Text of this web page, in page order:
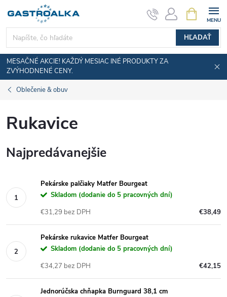
obsah
HĽADAŤ
KOŠÍK
MESAČNÉ AKCIE! KAŽDÝ MESIAC INÉ PRODUKTY ZA
ZVÝHODNENÉ CENY.
Oblečenie & obuv
Rukavice
Najpredávanejšie
Pekárske palčiaky Matfer Bourgeat
Skladom (dodanie do 5 pracovných dní)
€38,49
€31,29 bez DPH
Pekárske rukavice Matfer Bourgeat
Skladom (dodanie do 5 pracovných dní)
€42,15
€34,27 bez DPH
Jednorúčska chňapka Burnguard 38,1 cm